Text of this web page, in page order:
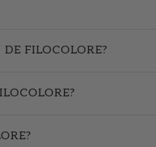
FILOCOLORE?